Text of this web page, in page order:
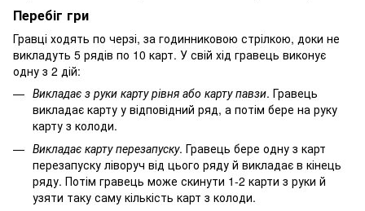
Перебіг гри
Гравці ходять по черзі, за годинниковою стрілкою, доки не
викладуть 5 рядів по 10 карт. У свій хід гравець виконує
одну з 2 дій:
Викладає з руки карту рівня або карту павзи. Гравець
викладає карту у відповідний ряд, а потім бере на руку
карту з колоди.
Викладає карту перезапуску. Гравець бере одну з карт
перезапуску ліворуч від цього ряду й викладає в кінець
ряду. Потім гравець може скинути 1-2 карти з руки й
узяти таку саму кількість карт з колоди.